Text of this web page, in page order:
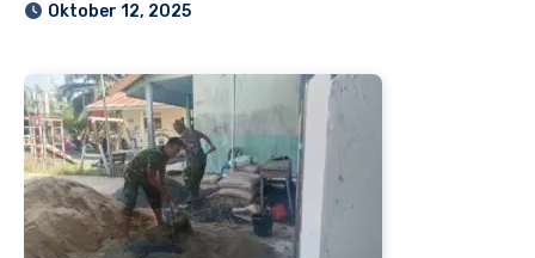
Oktober 12, 2025